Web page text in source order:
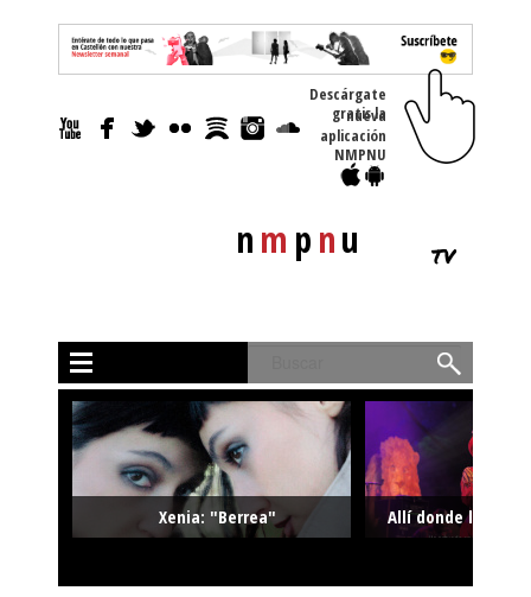
nm pnu tv
Descárgate
gratis la nueva
aplicación
NMPNU
Xenia: "Berrea" Allí donde la